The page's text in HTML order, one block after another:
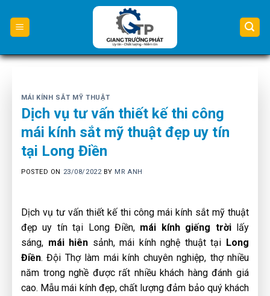
content
MÁI KÍNH SẮT MỸ THUẬT
Dịch vụ tư vấn thiết kế thi công
mái kính sắt mỹ thuật đẹp uy tín
tại Long Điền
POSTED ON 23/08/2022 BY MR ANH
Dịch vụ tư vấn thiết kế thi công mái kính sắt mỹ thuật
đẹp uy tín tại Long Điền, mái kính giếng trờilấy
sáng, mái hiên sảnh, mái kính nghệ thuật tại Long
Điền. Đội Thợ làm mái kính chuyên nghiệp, thợ nhiều
năm trong nghề được rất nhiều khách hàng đánh giá
cao. Mẫu mái kính đẹp, chất lượng đảm bảo quý khách